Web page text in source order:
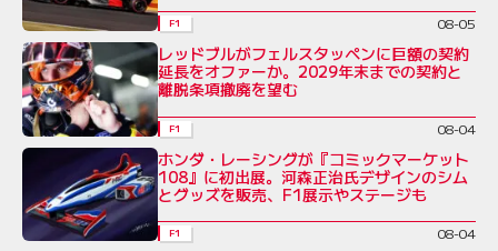
F1 08-05
レッドブルがフェルスタッペンに巨額の契約
延長をオファーか。2029年末までの契約と
離脱条項撤廃を望む
F1 08-04
ホンダ・レーシングが『コミックマーケット
108』に初出展。河森正治氏デザインのシム
とグッズを販売、F1展示やステージも
F1 08-04